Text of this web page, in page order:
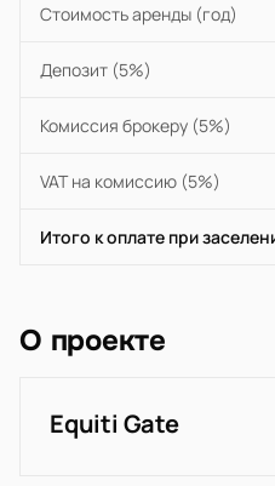
Стоимость аренды (год)
Депозит (5%)
Комиссия брокеру (5%)
VAT на комиссию (5%)
Итого к оплате при
О проекте
Equiti Gate